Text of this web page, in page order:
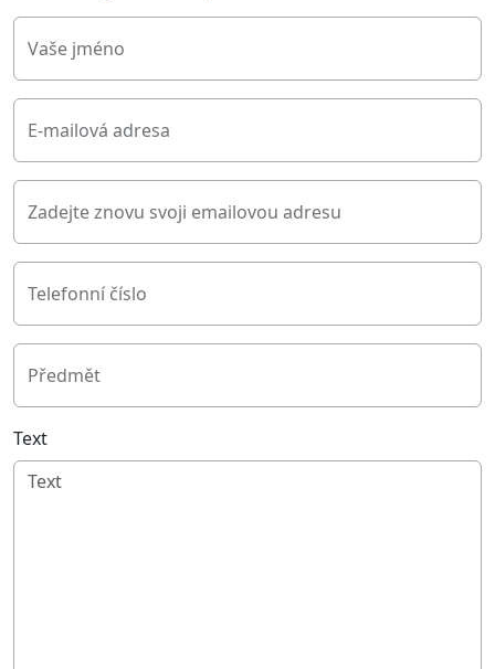
Vaše jméno
E-mailová adresa
Zadejte znovu svoji emailovou adresu
Telefonní číslo
Předmět
Text